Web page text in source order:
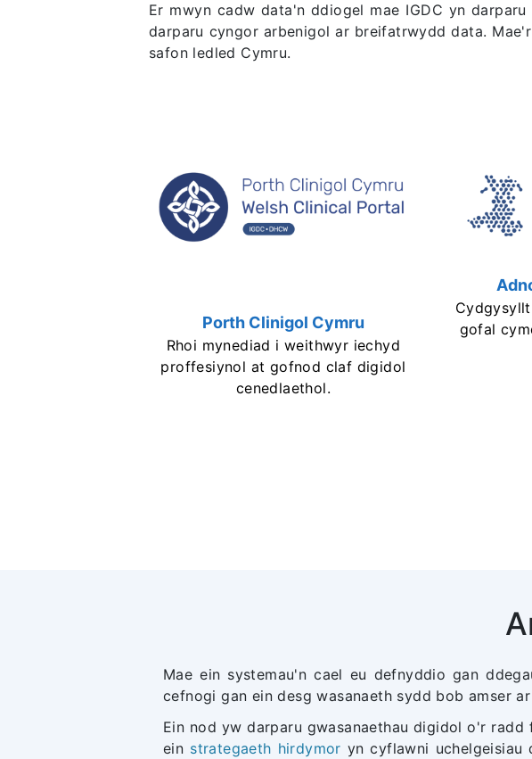
Er mwyn cadw data'n ddiogel mae IGDC yn
darparu cyngor arbenigol ar breifatrwydd data.
safon ledled Cymru.
Porth Clinigol Cymru
Rhoi mynediad i weithwyr iechyd
proffesiynol at gofnod claf digidol
cenedlaethol.
gofal
Mae ein systemau'n cael eu defnyddio gan
cefnogi gan ein desg wasanaeth sydd bob amser
Ein nod yw darparu gwasanaethau digidol o'r
ein strategaeth hirdymor yn cyflawni